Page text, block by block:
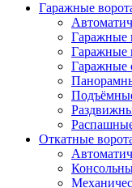
Гаражные
Гаражные
Гаражные
Гаражные
Откатные